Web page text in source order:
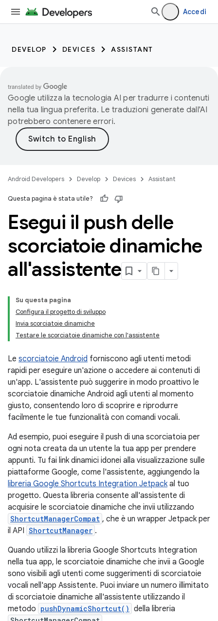
Accedi
DEVELOP DEVICES ASSISTANT
Google utilizza la tecnologia AI per tradurre i contenuti
nella tua lingua preferita. Le traduzioni generate dall'AI
potrebbero contenere errori.
Android Developers Develop Devices Assistant
Questa pagina è stata utile?
Esegui il push delle
scorciatoie dinamiche
all'assistente
Su questa pagina
Configura il progetto di sviluppo
Invia scorciatoie dinamiche
Testare le scorciatoie dinamiche con l'assistente
Le scorciatoie Android forniscono agli utenti metodi
rapidi per eseguire un'azione o accedere ai contenuti di
un'app. L'assistente può suggerire in modo proattivo le
scorciatoie dinamiche Android agli utenti al momento
giusto, consentendo loro di scoprire e riprodurre
facilmente le tue funzionalità con comandi vocali.
Ad esempio, puoi eseguire il push di una scorciatoia per
ogni nota creata da un utente la tua app per prendere
appunti. Tu fai link dinamici idonei alla visualizzazione sulle
piattaforme Google, come l'assistente, aggiungendo la
libreria Google Shortcuts Integration Jetpackal tuo
progetto. Questa libreria consente all'assistente di
acquisire le scorciatoie dinamiche che invii utilizzando
ShortcutManagerCompat , che è un wrapper Jetpack per
il API ShortcutManager .
Quando utilizzi la libreria Google Shortcuts Integration
nella tua app, le scorciatoie dinamiche che invii a Google
sono visibili agli utenti come suggerimenti di scorciatoie
vocali nell'app Assistente. Puoi inviare un numero illimitato
di scorciatoie dinamiche all'assistente utilizzando il
metodo pushDynamicShortcut() della libreria